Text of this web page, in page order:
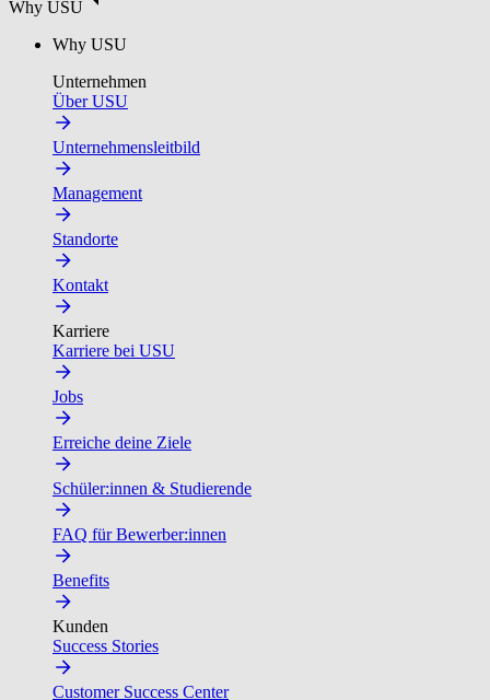
Why USU
Why USU
Unternehmen
Über USU
Unternehmensleitbild
Management
Standorte
Kontakt
Karriere
Karriere bei USU
Jobs
Erreiche deine Ziele
Schüler:innen & Studierende
FAQ für Bewerber:innen
Benefits
Kunden
Success Stories
Customer Success Center